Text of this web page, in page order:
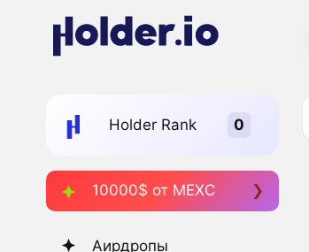
Holder Rank
10000$ от MEXC
Аирдропы